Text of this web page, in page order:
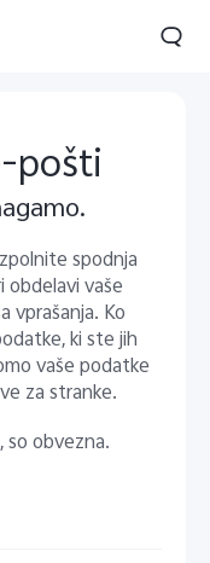
pošti
spodnja
obdelavi vaše
vprašanja. Ko
ki ste jih
vaše podatke
za stranke.
so obvezna.